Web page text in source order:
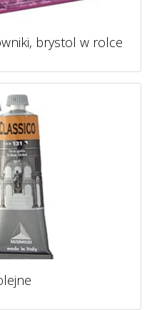
brystol w rolce